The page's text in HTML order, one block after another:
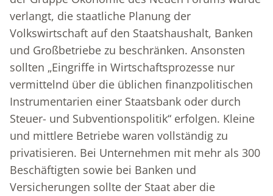
verlangt, die staatliche Planung der
Volkswirtschaft auf den Staatshaushalt, Banken
und Großbetriebe zu beschränken. Ansonsten
sollten „Eingriffe in Wirtschaftsprozesse nur
vermittelnd über die üblichen finanzpolitischen
Instrumentarien einer Staatsbank oder durch
Steuer- und Subventionspolitik“ erfolgen. Kleine
und mittlere Betriebe waren vollständig zu
privatisieren. Bei Unternehmen mit mehr als 300
Beschäftigten sowie bei Banken und
Versicherungen sollte der Staat aber die